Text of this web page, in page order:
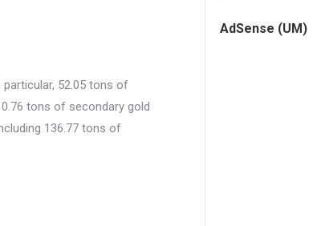
52.05 tons of
tons of secondary gold
136.77 tons of
AdSense (UM)